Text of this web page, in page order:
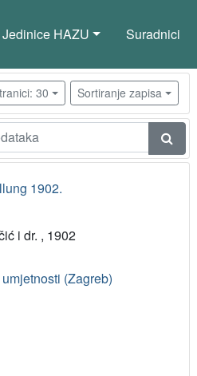
Jedinice HAZU Suradnici
30 Sortiranje zapisa
1902.
i dr. , 1902
(Zagreb)